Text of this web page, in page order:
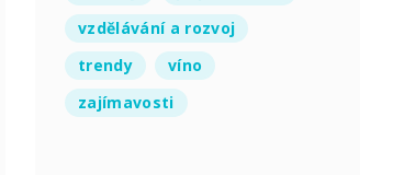
vzdělávání a rozvoj
trendy
víno
zajímavosti